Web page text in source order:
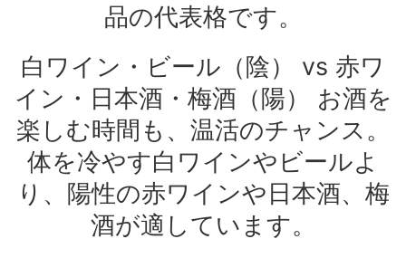
品の代表格です。
白ワイン・ビール（陰） vs 赤ワ
イン・日本酒・梅酒（陽） お酒を
楽しむ時間も、温活のチャンス。
体を冷やす白ワインやビールよ
り、陽性の赤ワインや日本酒、梅
酒が適しています。